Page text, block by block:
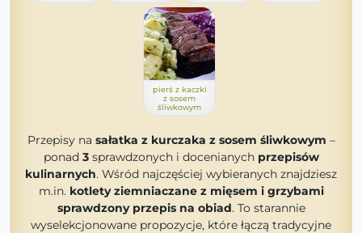
pierś z kaczki
z sosem
śliwkowym
Przepisy na sałatka z kurczaka z sosem śliwkowym –
ponad 3sprawdzonych i docenianych przepisów
kulinarnych. Wśród najczęściej wybieranych znajdziesz
m.in. kotlety ziemniaczane z mięsem i grzybami
sprawdzony przepis na obiad. To starannie
wyselekcjonowane propozycje, które łączą tradycyjne